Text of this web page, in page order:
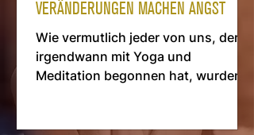
VERÄNDERUNGEN MACHEN ANGST
Wie vermutlich jeder von uns, der
irgendwann mit Yoga und
Meditation begonnen hat, wurden